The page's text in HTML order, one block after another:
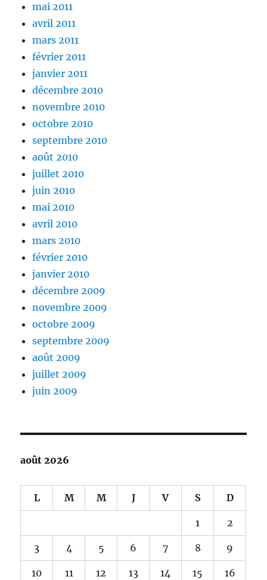
mai 2011
avril 2011
mars 2011
février 2011
janvier 2011
décembre 2010
novembre 2010
octobre 2010
septembre 2010
août 2010
juillet 2010
juin 2010
mai 2010
avril 2010
mars 2010
février 2010
janvier 2010
décembre 2009
novembre 2009
octobre 2009
septembre 2009
août 2009
juillet 2009
juin 2009
août 2026
L M M J V S D
1 2
3 4 5 6 7 8 9
10 11 12 13 14 15 16